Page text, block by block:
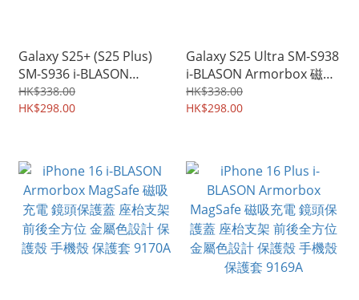
Galaxy S25+ (S25 Plus)
SM-S936 i-BLASON
Armorbox 磁吸充電 前後
全方位 金屬色設計 保護殼
HK$338.00
HK$298.00
Galaxy S25 Ultra SM-S938
i-BLASON Armorbox 磁吸
充電 前後全方位 金屬色設
計 保護殼 手機殼 保護套
HK$338.00
HK$298.00